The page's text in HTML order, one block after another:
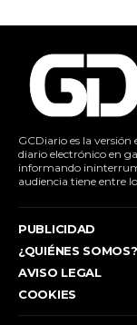
GCDiario es la versión
diario electrónico en
informando
audiencia tiene entre
PUBLICIDAD
¿QUIÉNES SOMOS?
AVISO LEGAL
COOKIES